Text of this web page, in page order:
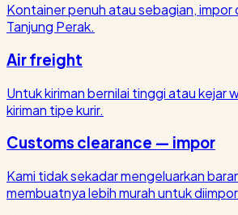
Kontainer penuh atau sebagian, impor
Tanjung Perak.
Air freight
Untuk kiriman bernilai tinggi atau kejar
kiriman tipe kurir.
Customs clearance — impor
Kami tidak sekadar mengeluarkan
membuatnya lebih murah untuk